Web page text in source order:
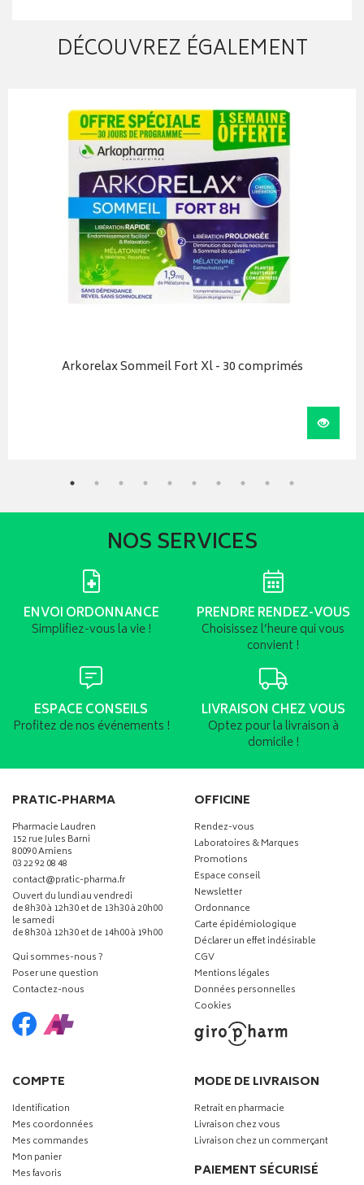
DÉCOUVREZ ÉGALEMENT
Arkorelax Sommeil Fort Xl - 30 comprimés
NOS SERVICES
ENVOI ORDONNANCE
Simplifiez-vous la vie !
PRENDRE RENDEZ-VOUS
Choisissez l’heure qui vous
convient !
ESPACE CONSEILS
Profitez de nos événements !
LIVRAISON CHEZ VOUS
Optez pour la livraison à
domicile !
PRATIC-PHARMA
Pharmacie Laudren
152 rue Jules Barni
80090 Amiens
03 22 92 08 48
contact-
@-
pratic-pharma.fr
Ouvert du lundi au vendredi
de 8h30 à 12h30 et de 13h30 à 20h00
le samedi
de 8h30 à 12h30 et de 14h00 à 19h00
Qui sommes-nous ?
Poser une question
Contactez-nous
OFFICINE
Rendez-vous
Laboratoires & Marques
Promotions
Espace conseil
Newsletter
Ordonnance
Carte épidémiologique
Déclarer un effet indésirable
CGV
Mentions légales
Données personnelles
Cookies
COMPTE
Identification
Mes coordonnées
Mes commandes
Mon panier
Mes favoris
MODE DE LIVRAISON
Retrait en pharmacie
Livraison chez vous
Livraison chez un commerçant
PAIEMENT SÉCURISÉ